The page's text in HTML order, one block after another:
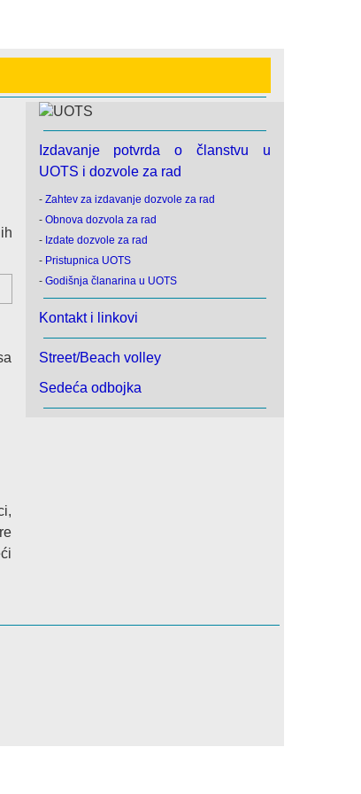
Izdavanje potvrda o članstvu u
UOTS i dozvole za rad
- Zahtev za izdavanje dozvole za rad
- Obnova dozvola za rad
- Izdate dozvole za rad
- Pristupnica UOTS
- Godišnja članarina u UOTS
Kontakt i linkovi
Street/Beach volley
Sedeća odbojka